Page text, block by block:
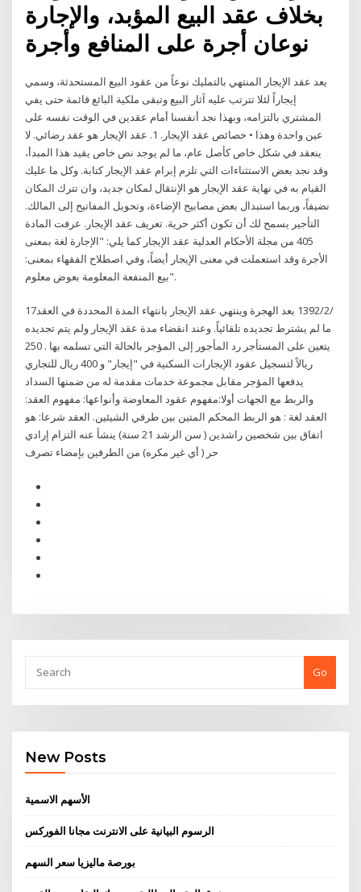
بخلاف عقد البيع المؤبد، والإجارة
نوعان أجرة على المنافع وأجرة
يعد عقد الإيجار المنتهي بالتمليك نوعاً من عقود البيع المستحدثة، وسمي
إيجاراً لئلا تترتب عليه آثار البيع وتبقى ملكية البائع قائمة حتى يفي
المشتري بالتزامه، وبهذا نجد أنفسنا أمام عقدين في الوقت نفسه على
عين واحدة وهذا • خصائص عقد الإيجار. 1. عقد الإيجار هو عقد رضائي. لا
ينعقد في شكل خاص كأصل عام، ما لم يوجد نص خاص يقيد هذا المبدأ،
وقد نجد بعض الاستثناءات التي تلزم إبرام عقد الإيجار كتابة. وكل ما عليك
القيام به في نهاية عقد الإيجار هو الإنتقال لمكان جديد، وان تترك المكان
نضيفاً، وربما استبدال بعض مصابيح الإضاءة، وتحويل المفاتيح إلى المالك.
التأجير يسمح لك أن تكون أكثر حرية. تعريف عقد الإيجار. عرفت المادة
405 من مجلة الأحكام العدلية عقد الإيجار كما يلي: "الإجارة لغة بمعنى
الأجرة وقد استعملت في معنى الإيجار أيضاً، وفي اصطلاح الفقهاء بمعنى:
بيع المنفعة المعلومة بعوض معلوم".
17‏‏/2‏‏/1392 بعد الهجرة وينتهي عقد الإيجار بانتهاء المدة المحددة في العقد
ما لم يشترط تجديده تلقائياً. وعند انقضاء مدة عقد الإيجار ولم يتم تجديده
يتعين على المستأجر رد المأجور إلى المؤجر بالحالة التي تسلمه بها . 250
ريالاً لتسجيل عقود الإيجارات السكنية في "إيجار" و 400 ريال للتجاري
يدفعها المؤجر مقابل مجموعة خدمات مقدمة له من ضمنها السداد
والربط مع الجهات أولا:مفهوم عقود المعاوضة وأنواعها: مفهوم العقد:
العقد لغة : هو الربط المحكم المتين بين طرفي الشيئين. العقد شرعا: هو
اتفاق بين شخصين راشدين ( سن الرشد 21 سنة) ينشأ عنه التزام إرادي
حر ( أي غير مكره) من الطرفين بإمضاء تصرف
Go
New Posts
الأسهم الاسمية
الرسوم البيانية على الانترنت مجانا الفوركس
بورصة ماليزيا سعر السهم